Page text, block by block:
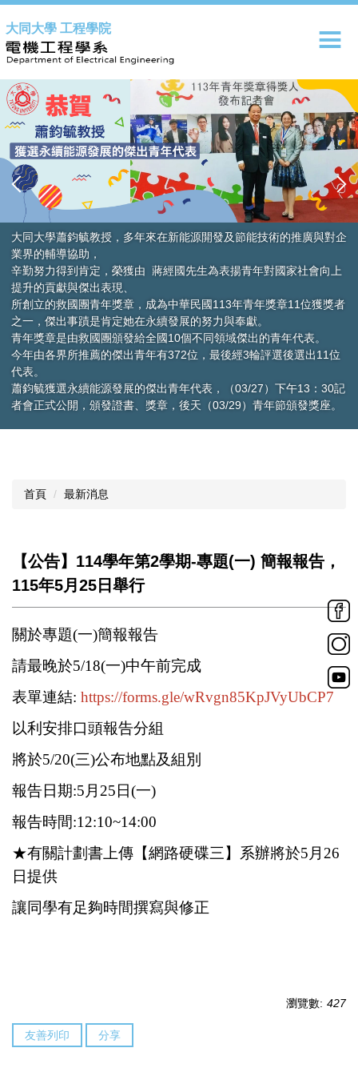
到
主
要
內
容
區
大同大學 工程學院
大同大學蕭鈞毓教授，多年來在新能源開發及節能技術的推廣與對企
業界的輔導協助，
辛勤努力得到肯定，榮獲由 蔣經國先生為表揚青年對國家社會向上
提升的貢獻與傑出表現、
所創立的救國團青年獎章，成為中華民國113年青年獎章11位獲獎者
之一，傑出事蹟是肯定她在永續發展的努力與奉獻。
青年獎章是由救國團頒發給全國10個不同領域傑出的青年代表。
今年由各界所推薦的傑出青年有372位，最後經3輪評選後選出11位
代表。
蕭鈞毓獲選永續能源發展的傑出青年代表，（03/27）下午13：30記
者會正式公開，頒發證書、獎章，後天（03/29）青年節頒發獎座。
首頁 最新消息
【公告】114學年第2學期-專題(一) 簡報報告，
115年5月25日舉行
關於專題(一)簡報報告
請最晚於5/18(一)中午前完成
表單連結: https://forms.gle/wRvgn85KpJVyUbCP7
以利安排口頭報告分組
將於5/20(三)公布地點及組別
報告日期:5月25日(一)
報告時間:12:10~14:00
★有關計劃書上傳【網路硬碟三】 系辦將於5月26
日提供
讓同學有足夠時間撰寫與修正
瀏覽數: 427
友善列印 分享